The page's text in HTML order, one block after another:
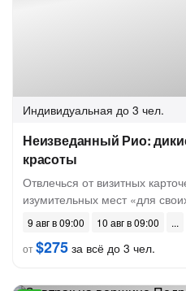
Индивидуальная до 3 чел.
Неизведанный Рио:
красоты
Отвлечься от визитных
изумительных мест «для
9 авг в 09:00
10 авг в 09:00
от$275 за всё до 3 чел.